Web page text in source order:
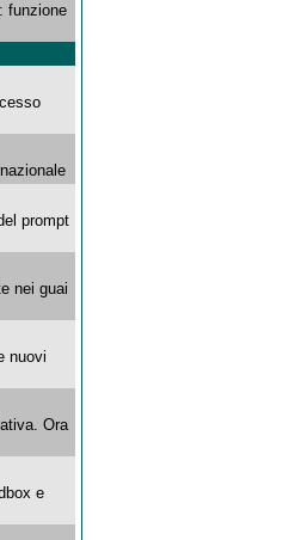
funzione
prompt
nei guai
nuovi
Ora
e